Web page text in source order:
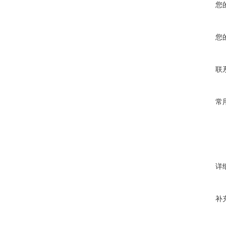
您
您
联
常
详
补